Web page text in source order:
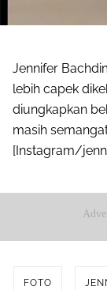
Jennifer
lebih capek
diungkapkan
masih
[Instagram/
FOTO